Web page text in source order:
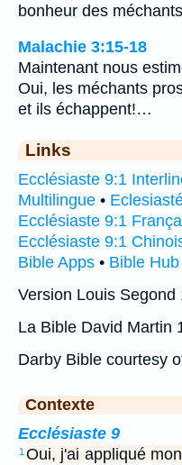
bonheur des
Malachie 3:15-18
Maintenant nous
Oui, les méchants
et ils échappent!…
Links
Ecclésiaste 9:1
Multilingue •
Ecclésiaste 9:1
Ecclésiaste 9:1
Bible Apps • Bible Hub
Version Louis Segond
La Bible David Martin
Darby Bible courtesy
Contexte
Ecclésiaste 9
1Oui, j'ai appliqué